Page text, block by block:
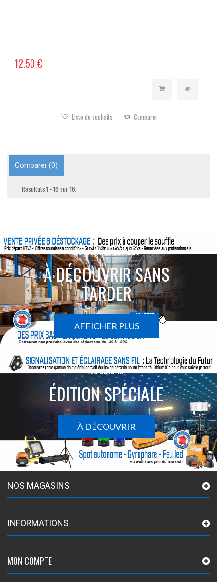
12,50 €
Liste de souhaits Comparer
Comparer (0)
Résultats 1 - 16 sur 16.
ACTIONS SPÉCIALES
À DÉCOUVRIR SANS
TARDER
AFFICHER PLUS
Le sans-fil
ÉDITION SPÉCIALE
À DÉCOUVRIR
NOS MAGASINS
INFORMATIONS
MON COMPTE